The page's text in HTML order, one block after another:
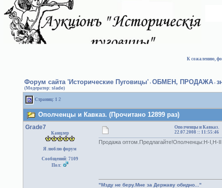
К сожалению,
Форум сайта 'Исторические Пуговицы' › ОБМЕН, ПРОДАЖА ›
(Модератор: slade)
Страниц: 1 2
Ополченцы и Кавказ. (Прочитано 12899 раз)
Grade7
Канцлер
Я люблю форум
Сообщений: 7109
Пол:
Ополченцы и Кавказ.
22.07.2008 :: 11:55:46
Продажа оптом.Предлагайте!Ополченцы:Н-I,Н-
"Мзду не беру.Мне за Державу обидно..."